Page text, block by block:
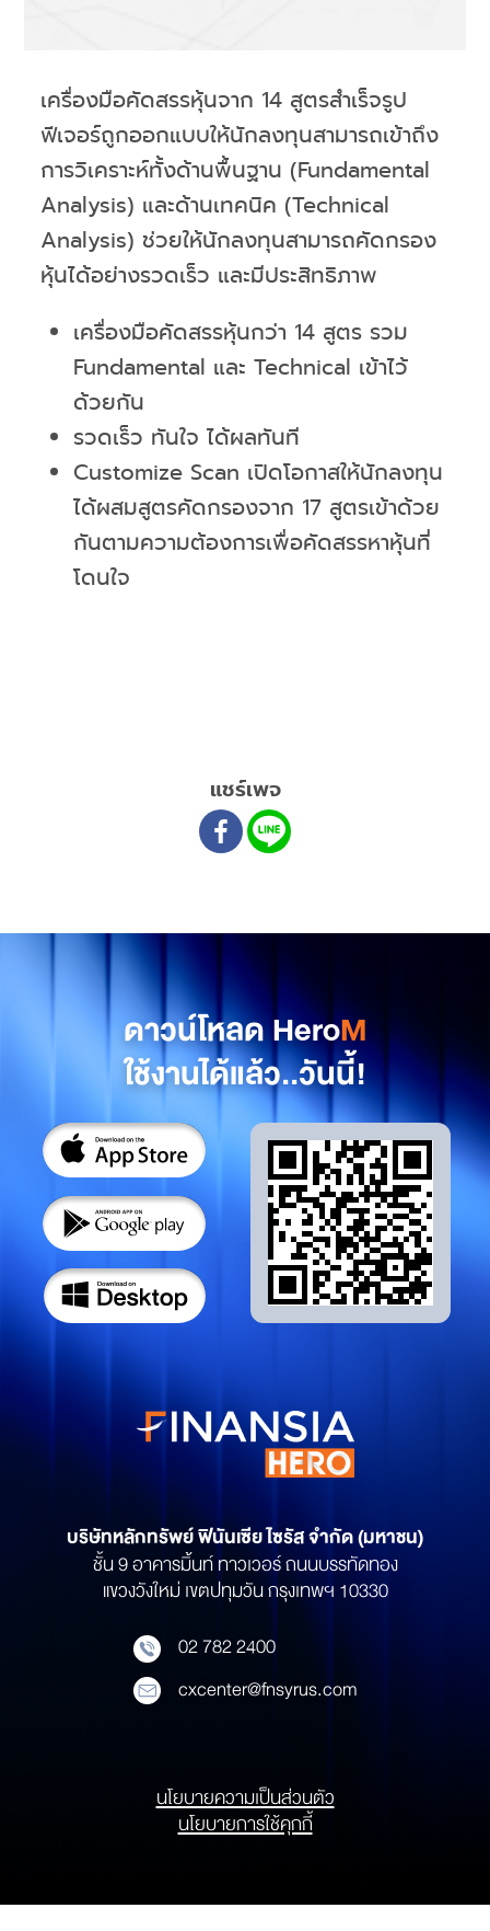
เครื่องมือคัดสรรหุ้นจาก 14 สูตรสำเร็จรูป
ฟีเจอร์ถูกออกแบบให้นักลงทุนสามารถเข้าถึง
การวิเคราะห์ทั้งด้านพื้นฐาน (Fundamental
Analysis) และด้านเทคนิค (Technical
Analysis) ช่วยให้นักลงทุนสามารถคัดกรอง
หุ้นได้อย่างรวดเร็ว และมีประสิทธิภาพ
เครื่องมือคัดสรรหุ้นกว่า 14 สูตร รวม
Fundamental และ Technical เข้าไว้
ด้วยกัน
รวดเร็ว ทันใจ ได้ผลทันที
Customize Scan เปิดโอกาสให้นักลงทุน
ได้ผสมสูตรคัดกรองจาก 17 สูตรเข้าด้วย
กันตามความต้องการเพื่อคัดสรรหาหุ้นที่
โดนใจ
แชร์เพจ
ดาวน์โหลด HeroM
ใช้งานได้แล้ว..วันนี้!
บริษัทหลักทรัพย์ฟินันเซีย ไซรัส จำกัด (มหาชน)
ชั้น 9 อาคารมิ้นท์ ทาวเวอร์ ถนนบรรทัดทอง
แขวงวังใหม่ เขตปทุมวัน กรุงเทพฯ 10330
02 782 2400
cxcenter@fnsyrus.com
นโยบายความเป็นส่วนตัว
นโยบายการใช้คุกกี้